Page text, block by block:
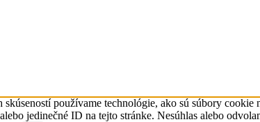
používame technológie, ako sú súbory
jedinečné ID na tejto stránke. Nesúhlas alebo